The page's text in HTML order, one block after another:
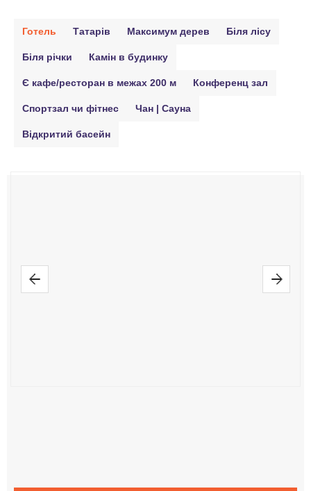
Готель Татарів Максимум дерев Біля лісу
Біля річки Камін в будинку
Є кафе/ресторан в межах 200 м Конференц зал
Спортзал чи фітнес Чан | Сауна
Відкритий басейн